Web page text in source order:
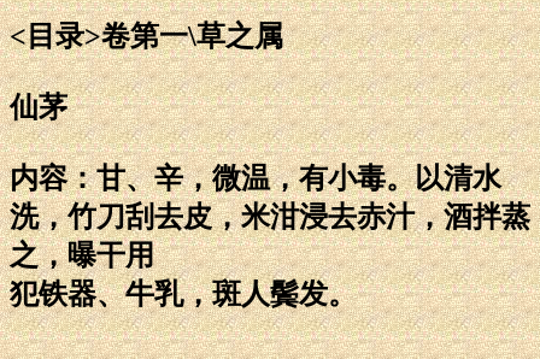
<目录>卷第一\草之属
仙茅
内容：甘、辛，微温，有小毒。以清水
洗，竹刀刮去皮，米泔浸去赤汁，酒拌蒸
之，曝干用
犯铁器、牛乳，斑人鬓发。